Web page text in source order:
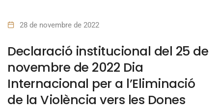
28 de novembre de 2022
Declaració institucional del 25 de
novembre de 2022 Dia
Internacional per a l’Eliminació
de la Violència vers les Dones